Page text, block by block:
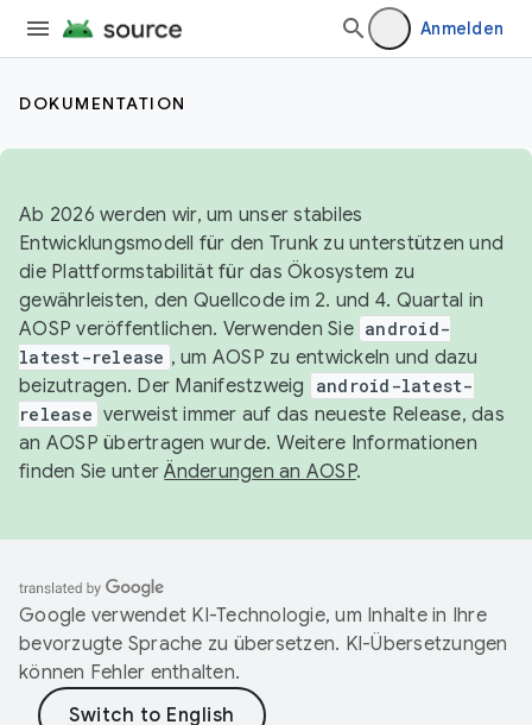
Anmelden
DOKUMENTATION
Ab 2026 werden wir, um unser stabiles
Entwicklungsmodell für den Trunk zu unterstützen und
die Plattformstabilität für das Ökosystem zu
gewährleisten, den Quellcode im 2. und 4. Quartal in
AOSP veröffentlichen. Verwenden Sie android-
latest-release , um AOSP zu entwickeln und dazu
beizutragen. Der Manifestzweig
android-latest-
release verweist immer auf das neueste Release, das
an AOSP übertragen wurde. Weitere Informationen
finden Sie unterÄnderungen an AOSP.
Google verwendet KI-Technologie, um Inhalte in Ihre
bevorzugte Sprache zu übersetzen. KI-Übersetzungen
können Fehler enthalten.